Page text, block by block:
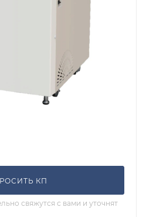
КП
свяжутся с вами и уточнят